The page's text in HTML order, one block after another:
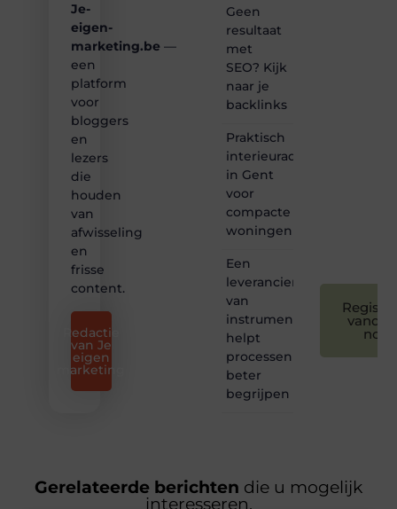
Je-
eigen-
marketing.be —
een
platform
voor
bloggers
en
lezers
die
houden
van
afwisseling
en
frisse
content.
Redactie
van Je
eigen
marketing
Geen
resultaat
met
SEO? Kijk
naar je
backlinks
Praktisch
interieuradvies
in Gent
voor
compacte
woningen
Een
leverancier
van
instrumentatie
helpt
processen
beter
begrijpen
nog
Gerelateerde berichten die u mogelijk
interesseren.